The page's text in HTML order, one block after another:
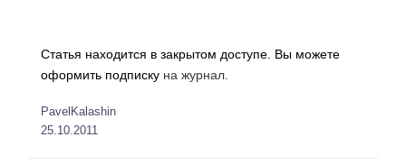
Статья находится в закрытом доступе. Вы можете
оформить подписку на журнал.
PavelKalashin
25.10.2011